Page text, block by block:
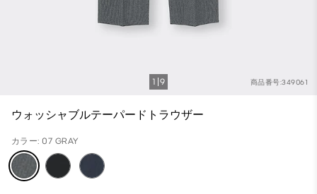
商品番号:349061
1 9
ウォッシャブルテーパードトラウザー
カラー: 07 GRAY